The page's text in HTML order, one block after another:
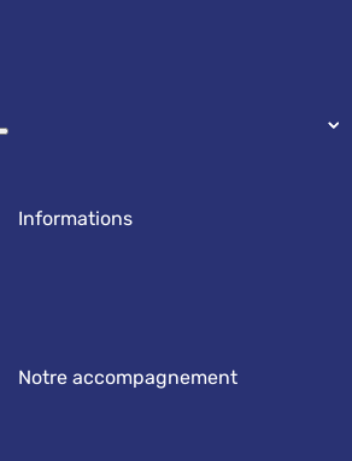
Informations
Notre accompagnement